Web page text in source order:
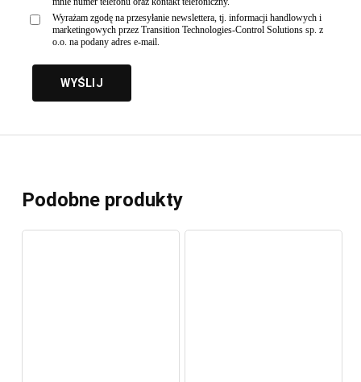
Wyrażam zgodę na przesyłanie newslettera, tj. informacji handlowych i
marketingowych przez Transition Technologies-Control Solutions sp. z
o.o. na podany adres e-mail.
Podobne produkty